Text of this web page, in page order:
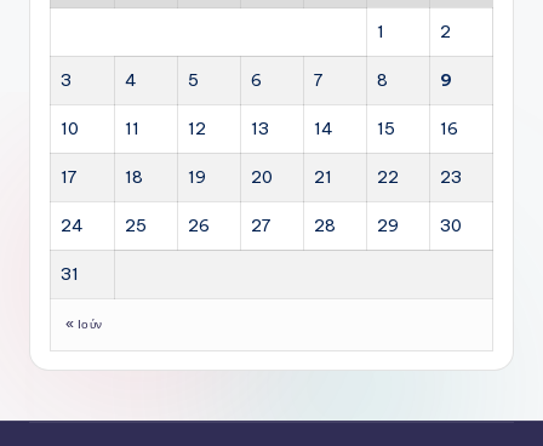
1 2
3 4 5 6 7 8 9
10 11 12 13 14 15 16
17 18 19 20 21 22 23
24 25 26 27 28 29 30
31
« Ιούν